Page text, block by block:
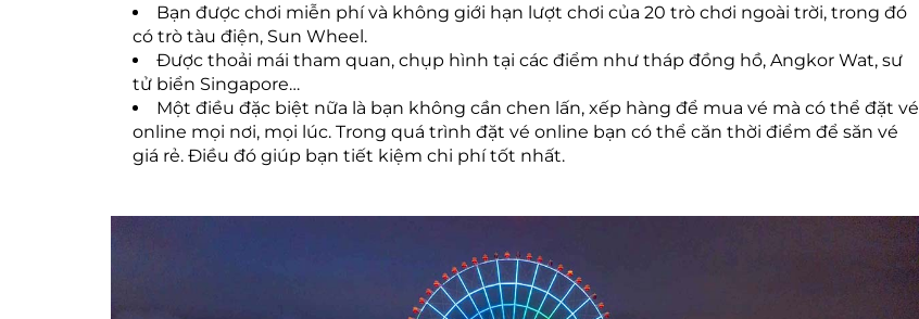
Bạn được chơi miễn phí và không giới hạn lượt chơi của 20 trò chơi ngoài trời, trong đó
có trò tàu điện, Sun Wheel.
Được thoải mái tham quan, chụp hình tại các điểm như tháp đồng hồ, Angkor Wat, sư
tử biển Singapore…
Một điều đặc biệt nữa là bạn không cần chen lấn, xếp hàng để mua vé mà có thể đặt vé
online mọi nơi, mọi lúc. Trong quá trình đặt vé online bạn có thể căn thời điểm để săn vé
giá rẻ. Điều đó giúp bạn tiết kiệm chi phí tốt nhất.